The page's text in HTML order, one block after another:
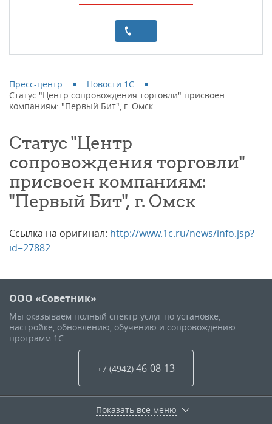
Пресс-центр
Новости 1С
Статус "Центр сопровождения торговли" присвоен
компаниям: "Первый Бит", г. Омск
Статус "Центр
сопровождения торговли"
присвоен компаниям:
"Первый Бит", г. Омск
Ссылка на оригинал: http://www.1c.ru/news/info.jsp?
id=27882
ООО «Советник»
Мы оказываем полный спектр услуг по установке,
настройке, обновлению, обучению и сопровождению
программ 1С.
+7 (4942) 46-08-13
Показать все меню